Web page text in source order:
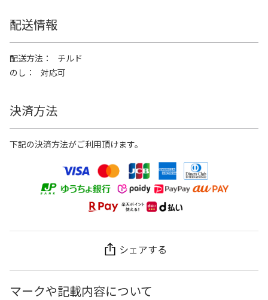
配送情報
配送方法
チルド
のし
対応可
決済方法
下記の決済方法がご利用頂けます。
シェアする
マークや記載内容について